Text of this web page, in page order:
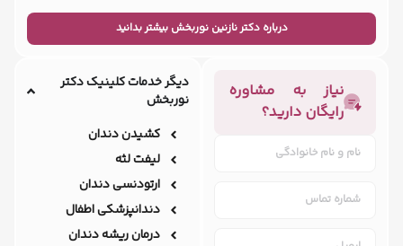
درباره دکتر نازنین نوربخش بیشتر بدانید
نیاز به مشاوره
رایگان دارید؟
دیگر خدمات کلینیک دکتر
نوربخش
کشیدن دندان
لیفت لثه
ارتودنسی دندان
دندانپزشکی اطفال
درمان ریشه دندان